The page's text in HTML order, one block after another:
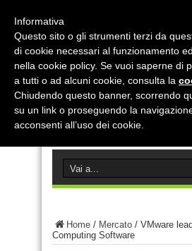
Home / Mercato / VMware
Computing Software
Informativa
Questo sito o gli strumenti terzi da
di cookie necessari al funzionamento
nella cookie policy. Se vuoi saperne di
a tutti o ad alcuni cookie, consulta la
Chiudendo questo banner, scorrendo
su un link o proseguendo la
acconsenti all’uso dei cookie.